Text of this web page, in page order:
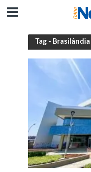
Tag - Brasilândia